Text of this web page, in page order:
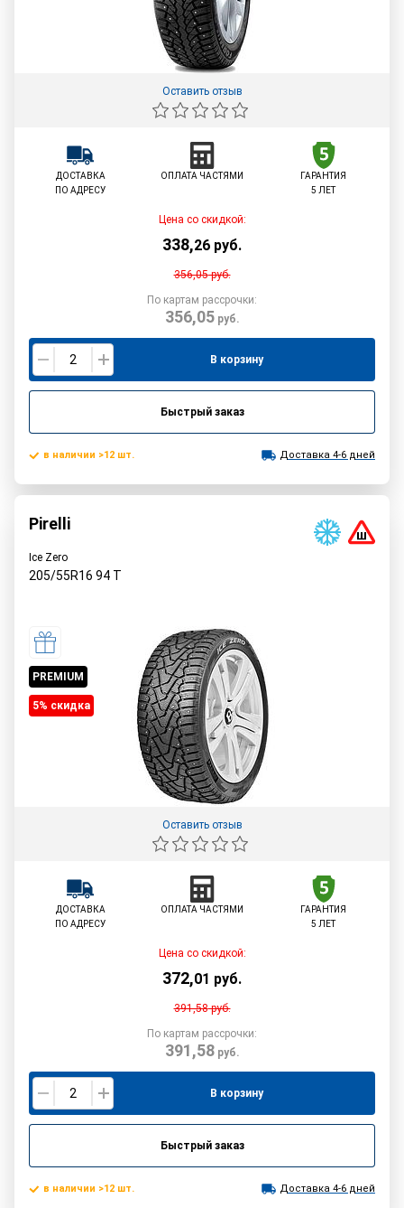
Оставить отзыв
ДОСТАВКА
ПО АДРЕСУ
ОПЛАТА ЧАСТЯМИ
ГАРАНТИЯ
5 ЛЕТ
Цена со скидкой:
338,26 руб.
356,05руб.
По картам рассрочки:
356,05руб.
В корзину
Быстрый заказ
в наличии >12 шт. Доставка 4-6 дней
Pirelli
Ice Zero
205/55R16 94 T
PREMIUM
5% cкидка
Оставить отзыв
ДОСТАВКА
ПО АДРЕСУ
ОПЛАТА ЧАСТЯМИ
ГАРАНТИЯ
5 ЛЕТ
Цена со скидкой:
372,01 руб.
391,58руб.
По картам рассрочки:
391,58руб.
В корзину
Быстрый заказ
в наличии >12 шт. Доставка 4-6 дней